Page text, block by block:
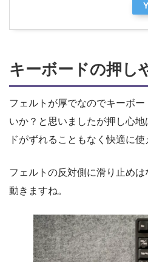
キーボードの押し
フェルトが厚でなのでキーボ
いか？と思いましたが押し心
ドがずれることもなく快適に使
フェルトの反対側に滑り止め
動きますね。